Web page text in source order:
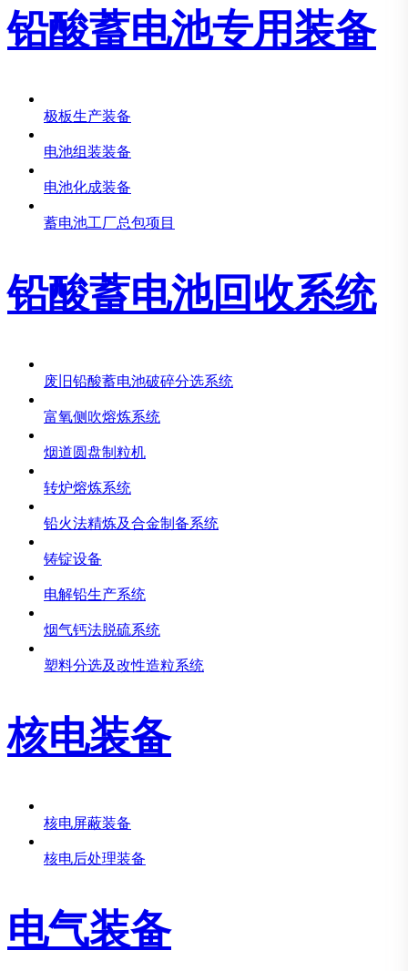
铅酸蓄电池专用装备
极板生产装备
电池组装装备
电池化成装备
蓄电池工厂总包项目
铅酸蓄电池回收系统
废旧铅酸蓄电池破碎分选系统
富氧侧吹熔炼系统
烟道圆盘制粒机
转炉熔炼系统
铅火法精炼及合金制备系统
铸锭设备
电解铅生产系统
烟气钙法脱硫系统
塑料分选及改性造粒系统
核电装备
核电屏蔽装备
核电后处理装备
电气装备